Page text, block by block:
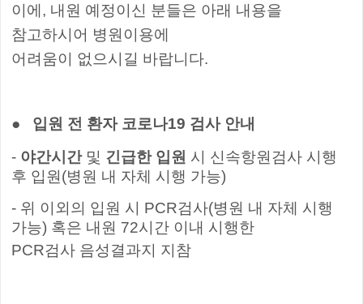
이에 , 내원 예정이신 분들은 아래 내용을
참고하시어 병원이용에
어려움이 없으시길 바랍니다.
● 입원 전 환자 코로나19 검사 안내
- 야간시간및 긴급한 입원 시 신속항원검사 시행
후 입원 (병원 내 자체 시행 가능)
- 위 이외의 입원 시
PCR검사(병원 내 자체 시행
가능) 혹은 내원 72시간 이내 시행한
PCR검사 음성결과지 지참